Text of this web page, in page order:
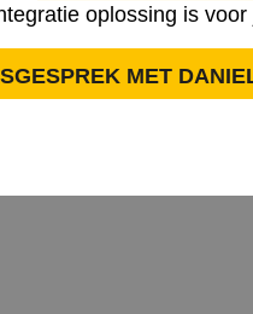
oplossing is
MET